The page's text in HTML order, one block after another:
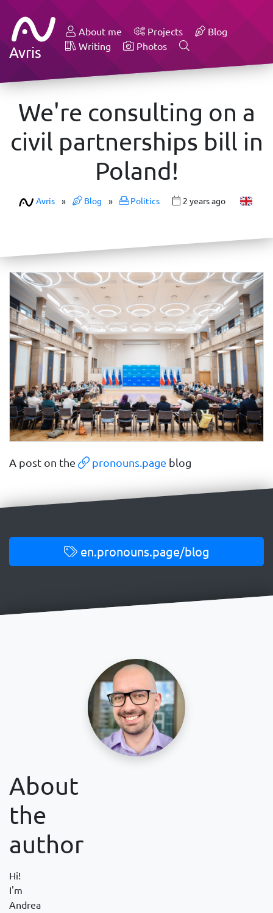
Avris
About me Projects
Blog
Writing
Photos
We're consulting on a
civil partnerships bill in
Poland!
Avris » Blog » Politics 2 years ago
A post on the pronouns.page blog
en.pronouns.page/blog
About
the
author
Hi!
I'm
Andrea